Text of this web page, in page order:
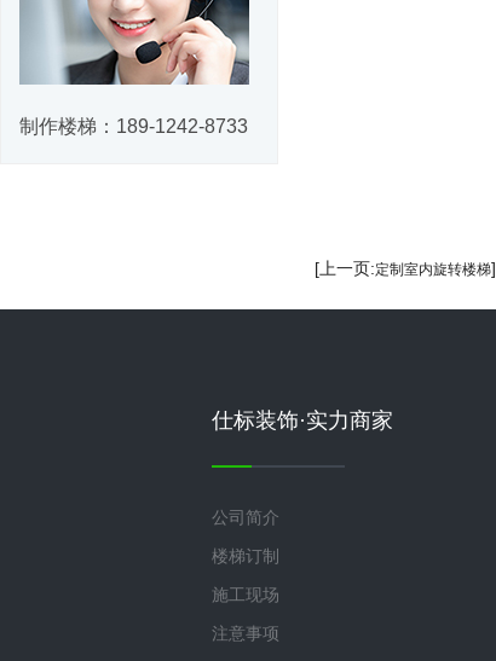
制作楼梯： 189-1242-8733
[上一页:定制室内旋转楼梯
仕标装饰·实力商家
公司简介
楼梯订制
施工现场
注意事项